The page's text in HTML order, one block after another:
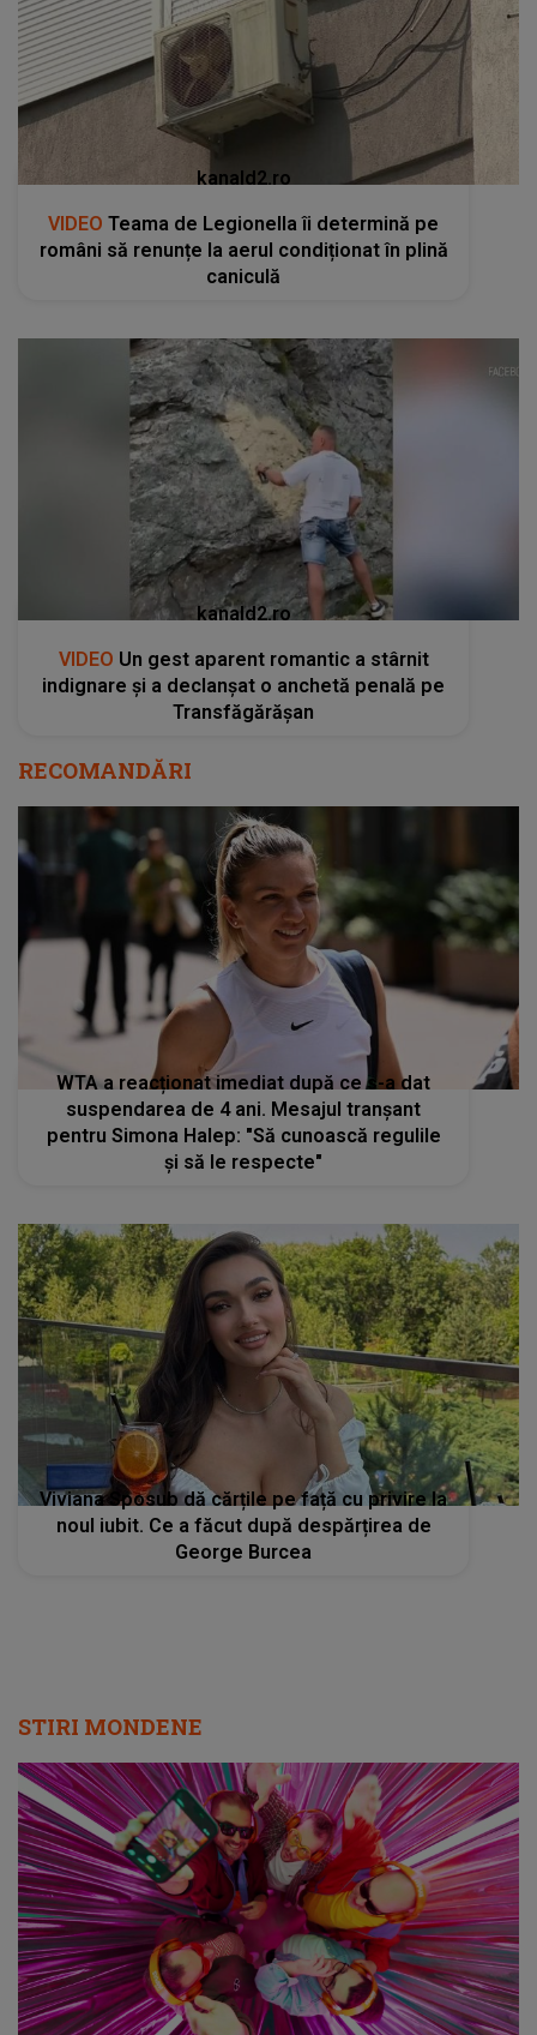
kanald2.ro
VIDEO Teama de Legionella îi determină pe
români să renunțe la aerul condiționat în plină
caniculă
kanald2.ro
VIDEO Un gest aparent romantic a stârnit
indignare și a declanșat o anchetă penală pe
Transfăgărășan
RECOMANDĂRI
WTA a reacționat imediat după ce s-a dat
suspendarea de 4 ani. Mesajul tranșant
pentru Simona Halep: "Să cunoască regulile
și să le respecte"
Viviana Sposub dă cărțile pe față cu privire la
noul iubit. Ce a făcut după despărțirea de
George Burcea
STIRI MONDENE